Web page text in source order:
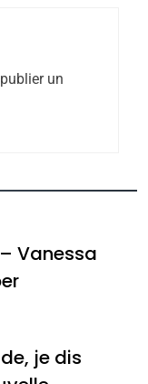
un
Vanessa
je dis
Thérèse
de Tadla
produits
– Vanessa